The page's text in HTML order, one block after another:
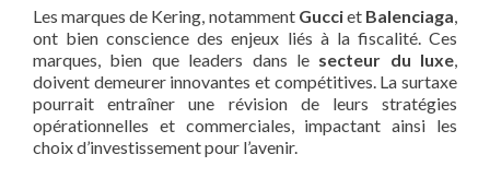
Les marques de Kering, notamment Gucciet Balenciaga
ont bien conscience des enjeux liés à la fiscalité. Ces
marques, bien que leaders dans le secteur du luxe
doivent demeurer innovantes et compétitives. La surtaxe
pourrait entraîner une révision de leurs stratégies
opérationnelles et commerciales, impactant ainsi les
choix d’investissement pour l’avenir.